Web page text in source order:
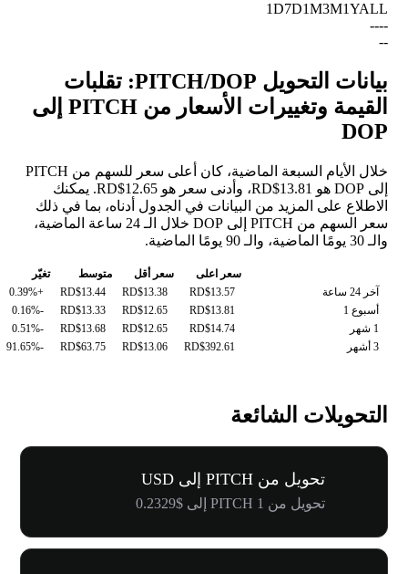
1D7D1M3M1YALL
--
--
--
بيانات التحويل PITCH/DOP: تقلبات
القيمة وتغييرات الأسعار من PITCH إلى
DOP
خلال الأيام السبعة الماضية، كان أعلى سعر للسهم من PITCH
إلى DOP هو RD$13.81، وأدنى سعر هو RD$12.65. يمكنك
الاطلاع على المزيد من البيانات في الجدول أدناه، بما في ذلك
سعر السهم من PITCH إلى DOP خلال الـ 24 ساعة الماضية،
والـ 30 يومًا الماضية، والـ 90 يومًا الماضية.
سعر اعلى سعر أقل متوسط
تغيّر
آخر 24 ساعة
RD$13.57
RD$13.38
RD$13.44
+0.39%
أسبوع 1
RD$13.81
RD$12.65
RD$13.33
-0.16%
1 شهر
RD$14.74
RD$12.65
RD$13.68
-0.51%
3 أشهر
RD$392.61
RD$13.06
RD$63.75
-91.65%
التحويلات الشائعة
تحويل من PITCH إلى USD
تحويل من 1 PITCH إلى $0.2329